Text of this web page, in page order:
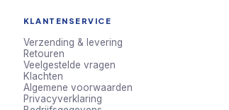
KLANTENSERVICE
Verzending & levering
Retouren
Veelgestelde vragen
Klachten
Algemene voorwaarden
Privacyverklaring